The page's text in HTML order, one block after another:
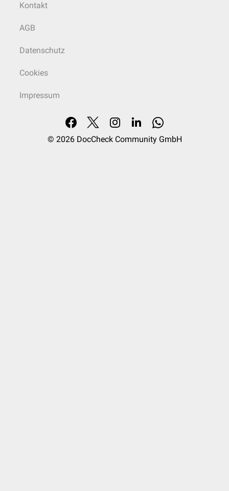
Kontakt
AGB
Datenschutz
Cookies
Impressum
© 2026 DocCheck Community GmbH